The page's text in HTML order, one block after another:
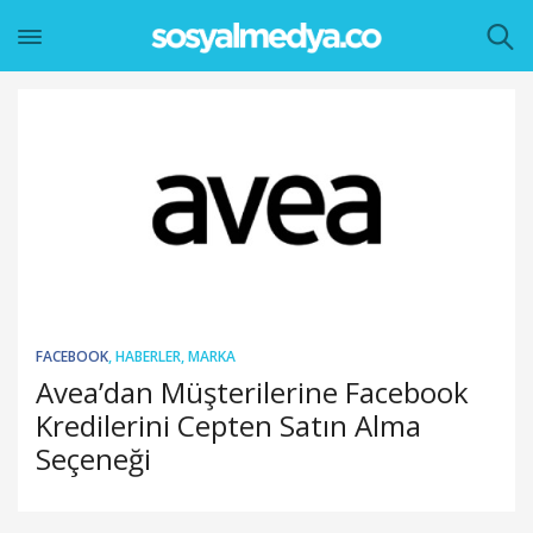
FACEBOOK,HABERLER,MARKA
Avea’dan Müşterilerine Facebook
Kredilerini Cepten Satın Alma
Seçeneği